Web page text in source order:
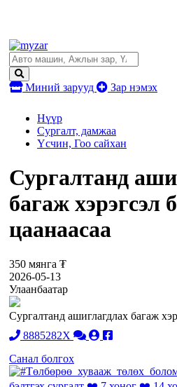
Миний зарууд Зар нэмэх
Нүүр
Сургалт, дамжаа
Үсчин, Гоо сайхан
Сургалтанд
багаж хэрэгсэл
цаанаасаа
350 мянга ₮
2026-05-13
Улаанбаатар
Сургалтанд ашиглагдлах багаж
8885282X
Санал болгох